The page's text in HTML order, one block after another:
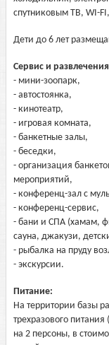
спутниковым ТВ, WI-
Дети до 6 лет
Сервис и
- мини-зоопарк,
- автостоянка,
- кинотеатр,
- игровая комната,
- банкетные залы,
- беседки,
- организация
мероприятий,
- конференц-зал с
- конференц-сервис,
- бани и СПА (хамам,
сауна, джакузи,
- рыбалка на пруду
- экскурсии.
Питание:
На территории базы
трехразового
на 2 персоны, в